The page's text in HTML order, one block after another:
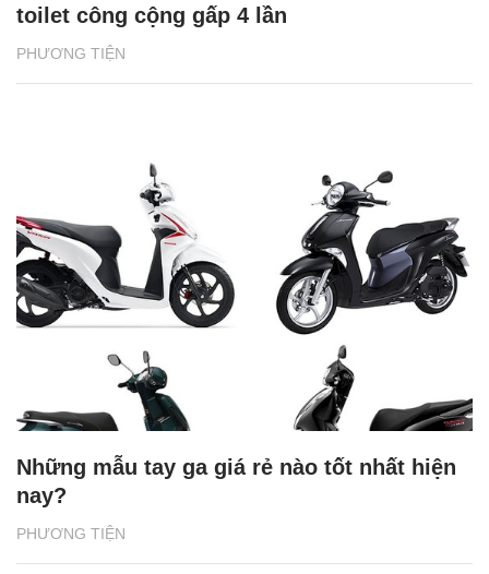
PHƯƠNG TIỆN
toilet công cộng gấp 4 lần
PHƯƠNG TIỆN
Những mẫu tay ga giá rẻ nào tốt nhất hiện
nay?